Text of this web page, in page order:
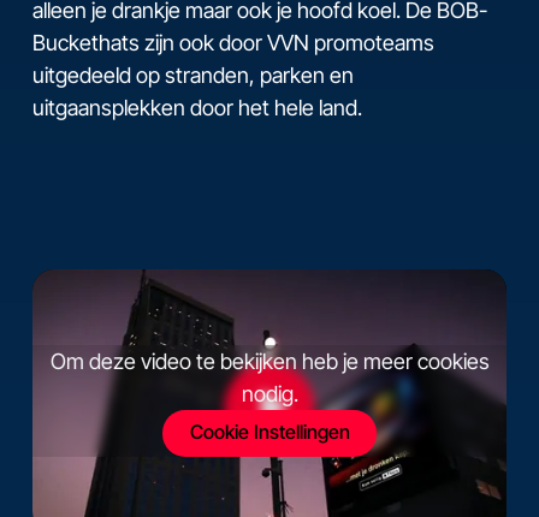
alleen je drankje maar ook je hoofd koel. De BOB-
Buckethats zijn ook door VVN promoteams
uitgedeeld op stranden, parken en
uitgaansplekken door het hele land.
Om deze video te bekijken heb je meer cookies
nodig.
Cookie Instellingen